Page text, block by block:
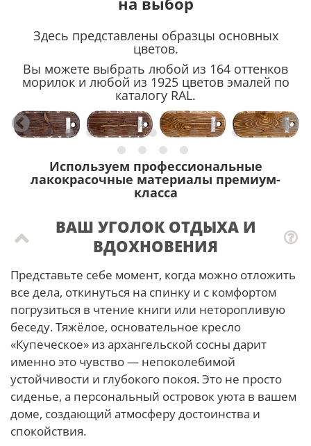
Здесь представлены образцы основных
цветов.
Вы можете выбрать любой из 164 оттенков
морилок и любой из 1925 цветов эмалей по
каталогу RAL.
Используем профессиональные
лакокрасочные материалы премиум-
класса
ВАШ УГОЛОК ОТДЫХА И
ВДОХНОВЕНИЯ
Представьте себе момент, когда можно отложить
все дела, откинуться на спинку и с комфортом
погрузиться в чтение книги или неторопливую
беседу. Тяжёлое, основательное кресло
«Купеческое» из архангельской сосны дарит
именно это чувство — непоколебимой
устойчивости и глубокого покоя. Это не просто
сиденье, а персональный островок уюта в вашем
доме, создающий атмосферу достоинства и
спокойствия.